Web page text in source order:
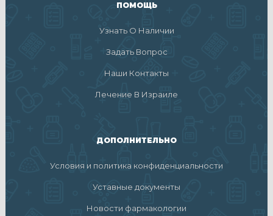
ПОМОЩЬ
Узнать О Наличии
Задать Вопрос
Наши Контакты
Лечение В Израиле
ДОПОЛНИТЕЛЬНО
Условия и политика конфиденциальности
Уставные документы
Новости фармакологии